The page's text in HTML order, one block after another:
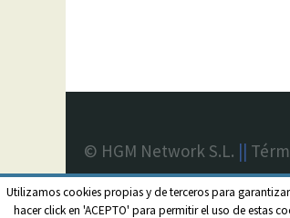
Utilizamos cookies propias y de terceros para
hacer click en 'ACEPTO' para permitir el uso de estas
© HGM Network S.L. ||